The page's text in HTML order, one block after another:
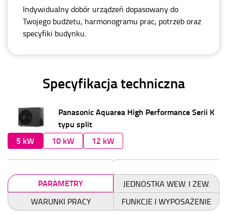
Indywidualny dobór urządzeń dopasowany do
Twojego budżetu, harmonogramu prac, potrzeb oraz
specyfiki budynku.
Specyfikacja techniczna
Panasonic Aquarea High Performance Serii K
typu split
5 kW
10 kW 12 kW
PARAMETRY
JEDNOSTKA WEW. I ZEW.
WARUNKI PRACY
FUNKCJE I WYPOSAŻENIE